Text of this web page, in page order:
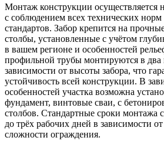
Монтаж конструкции осуществляется
с соблюдением всех технических
стандартов. Забор крепится на
столбы, установленные с учётом
в вашем регионе и особенностей
профильной трубы монтируются в два
зависимости от высоты забора, что
устойчивость всей конструкции. В
особенностей участка возможна
фундамент, винтовые сваи, с
столбов. Стандартные сроки монтажа
до трёх рабочих дней в зависимости
сложности ограждения.